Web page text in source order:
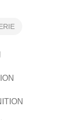
COMMERCIAL